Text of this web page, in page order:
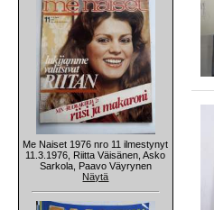
Me Naiset 1976 nro 11 ilmestynyt
11.3.1976, Riitta Väisänen, Asko
Sarkola, Paavo Väyrynen
Näytä